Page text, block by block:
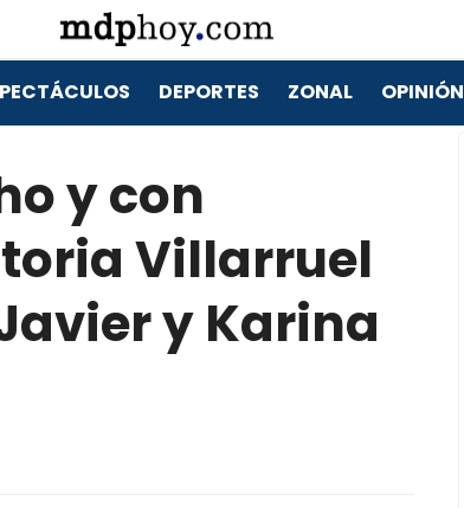
DEPORTES ZONAL OPINIÓN
y con
Villarruel
y Karina